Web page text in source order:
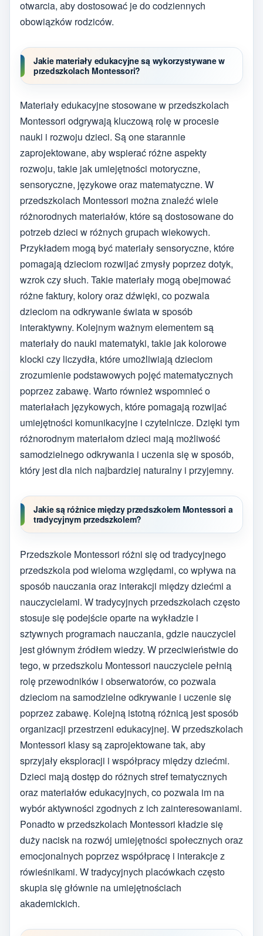
otwarcia, aby dostosować je do codziennych
obowiązków rodziców.
Jakie materiały edukacyjne są wykorzystywane w
przedszkolach Montessori?
Materiały edukacyjne stosowane w przedszkolach
Montessori odgrywają kluczową rolę w procesie
nauki i rozwoju dzieci. Są one starannie
zaprojektowane, aby wspierać różne aspekty
rozwoju, takie jak umiejętności motoryczne,
sensoryczne, językowe oraz matematyczne. W
przedszkolach Montessori można znaleźć wiele
różnorodnych materiałów, które są dostosowane do
potrzeb dzieci w różnych grupach wiekowych.
Przykładem mogą być materiały sensoryczne, które
pomagają dzieciom rozwijać zmysły poprzez dotyk,
wzrok czy słuch. Takie materiały mogą obejmować
różne faktury, kolory oraz dźwięki, co pozwala
dzieciom na odkrywanie świata w sposób
interaktywny. Kolejnym ważnym elementem są
materiały do nauki matematyki, takie jak kolorowe
klocki czy liczydła, które umożliwiają dzieciom
zrozumienie podstawowych pojęć matematycznych
poprzez zabawę. Warto również wspomnieć o
materiałach językowych, które pomagają rozwijać
umiejętności komunikacyjne i czytelnicze. Dzięki tym
różnorodnym materiałom dzieci mają możliwość
samodzielnego odkrywania i uczenia się w sposób,
który jest dla nich najbardziej naturalny i przyjemny.
Jakie są różnice między przedszkolem Montessori a
tradycyjnym przedszkolem?
Przedszkole Montessori różni się od tradycyjnego
przedszkola pod wieloma względami, co wpływa na
sposób nauczania oraz interakcji między dziećmi a
nauczycielami. W tradycyjnych przedszkolach często
stosuje się podejście oparte na wykładzie i
sztywnych programach nauczania, gdzie nauczyciel
jest głównym źródłem wiedzy. W przeciwieństwie do
tego, w przedszkolu Montessori nauczyciele pełnią
rolę przewodników i obserwatorów, co pozwala
dzieciom na samodzielne odkrywanie i uczenie się
poprzez zabawę. Kolejną istotną różnicą jest sposób
organizacji przestrzeni edukacyjnej. W przedszkolach
Montessori klasy są zaprojektowane tak, aby
sprzyjały eksploracji i współpracy między dziećmi.
Dzieci mają dostęp do różnych stref tematycznych
oraz materiałów edukacyjnych, co pozwala im na
wybór aktywności zgodnych z ich zainteresowaniami.
Ponadto w przedszkolach Montessori kładzie się
duży nacisk na rozwój umiejętności społecznych oraz
emocjonalnych poprzez współpracę i interakcje z
rówieśnikami. W tradycyjnych placówkach często
skupia się głównie na umiejętnościach
akademickich.